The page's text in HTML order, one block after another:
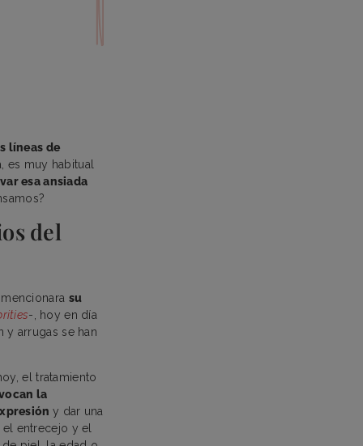
líneas de
es muy habitual
esa ansiada
del
su
-, hoy en día
y arrugas se han
el tratamiento
la
y dar una
entrecejo y el